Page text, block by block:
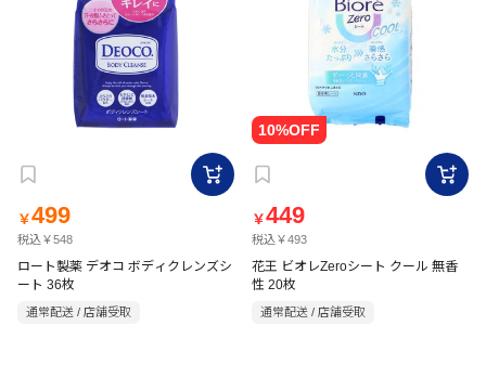
￥499
税込￥548
ロート製薬 デオコ ボディクレンズシ
ート 36枚
通常配送 / 店舗受取
￥449
税込￥493
花王 ビオレZeroシート クール 無香
性 20枚
通常配送 / 店舗受取